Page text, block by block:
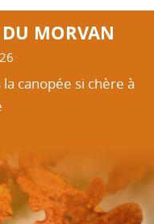
MORVAN
canopée si chère à